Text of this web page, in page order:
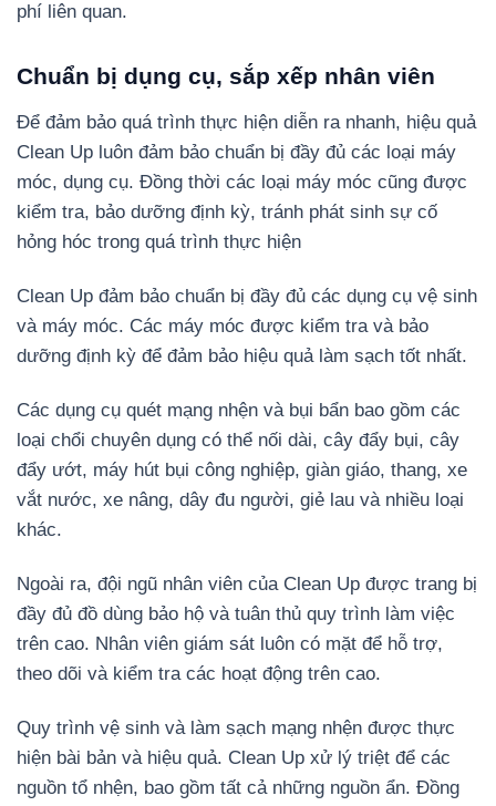
phí liên quan.
Chuẩn bị dụng cụ, sắp xếp nhân viên
Để đảm bảo quá trình thực hiện diễn ra nhanh, hiệu quả
Clean Up luôn đảm bảo chuẩn bị đầy đủ các loại máy
móc, dụng cụ. Đồng thời các loại máy móc cũng được
kiểm tra, bảo dưỡng định kỳ, tránh phát sinh sự cố
hỏng hóc trong quá trình thực hiện
Clean Up đảm bảo chuẩn bị đầy đủ các dụng cụ vệ sinh
và máy móc. Các máy móc được kiểm tra và bảo
dưỡng định kỳ để đảm bảo hiệu quả làm sạch tốt nhất.
Các dụng cụ quét mạng nhện và bụi bẩn bao gồm các
loại chổi chuyên dụng có thể nối dài, cây đẩy bụi, cây
đẩy ướt, máy hút bụi công nghiệp, giàn giáo, thang, xe
vắt nước, xe nâng, dây đu người, giẻ lau và nhiều loại
khác.
Ngoài ra, đội ngũ nhân viên của Clean Up được trang bị
đầy đủ đồ dùng bảo hộ và tuân thủ quy trình làm việc
trên cao. Nhân viên giám sát luôn có mặt để hỗ trợ,
theo dõi và kiểm tra các hoạt động trên cao.
Quy trình vệ sinh và làm sạch mạng nhện được thực
hiện bài bản và hiệu quả. Clean Up xử lý triệt để các
nguồn tổ nhện, bao gồm tất cả những nguồn ẩn. Đồng